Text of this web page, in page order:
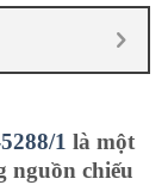
1 là một
nguồn chiếu